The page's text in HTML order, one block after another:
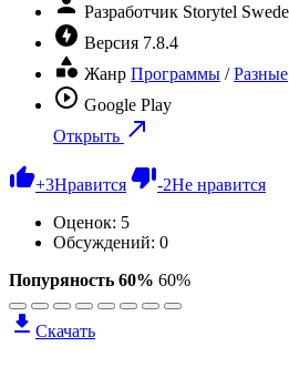
Разработчик Storytel
Версия 7.8.4
Жанр Программы /Разные
Google Play
Открыть
+3Нравится -2Не нравится
Оценок: 5
Обсуждений: 0
Попуряность 60% 60%
Скачать